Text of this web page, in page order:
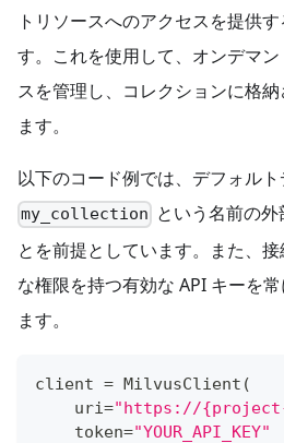
トリソースへのアクセスを提供
す。これを使用して、オンデマ
スを管理し、コレクションに格
ます。
以下のコード例では、デフォル
my_collection という名前の
とを前提としています。また、
な権限を持つ有効な API キーを
ます。
client = MilvusClient (
    uri
="https://
    token
="YOUR_API_KEY"